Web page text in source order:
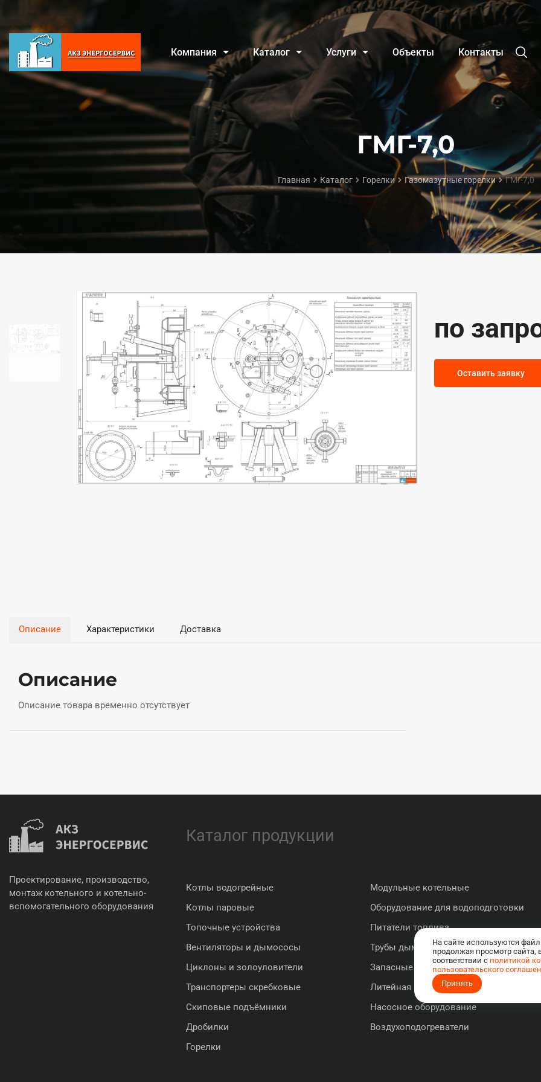
Компания Каталог Услуги Объекты Контакты
ГМГ-7,0
Главная Каталог Горелки Газомазутные горелки ГМГ-7,0
по
Оставить заявку
Описание Характеристики Доставка
Описание
Описание товара временно отсутствует
Проектирование, производство,
монтаж котельного и котельно-
вспомогательного оборудования
Каталог продукции
Котлы водогрейные
Котлы паровые
Топочные устройства
Вентиляторы и дымососы
Циклоны и золоуловители
Транспортеры скребковые
Скиповые подъёмники
Дробилки
Горелки
Модульные котельные
Оборудование для водоподготовки
Питатели топлива
Трубы дымовые
Запасные части к котлу "Братск"
Литейная продукция
Насосное оборудование
Воздухоподогреватели
На сайте используются
продолжая просмотр сайта,
соответствии с политикой
пользовательского
Принять